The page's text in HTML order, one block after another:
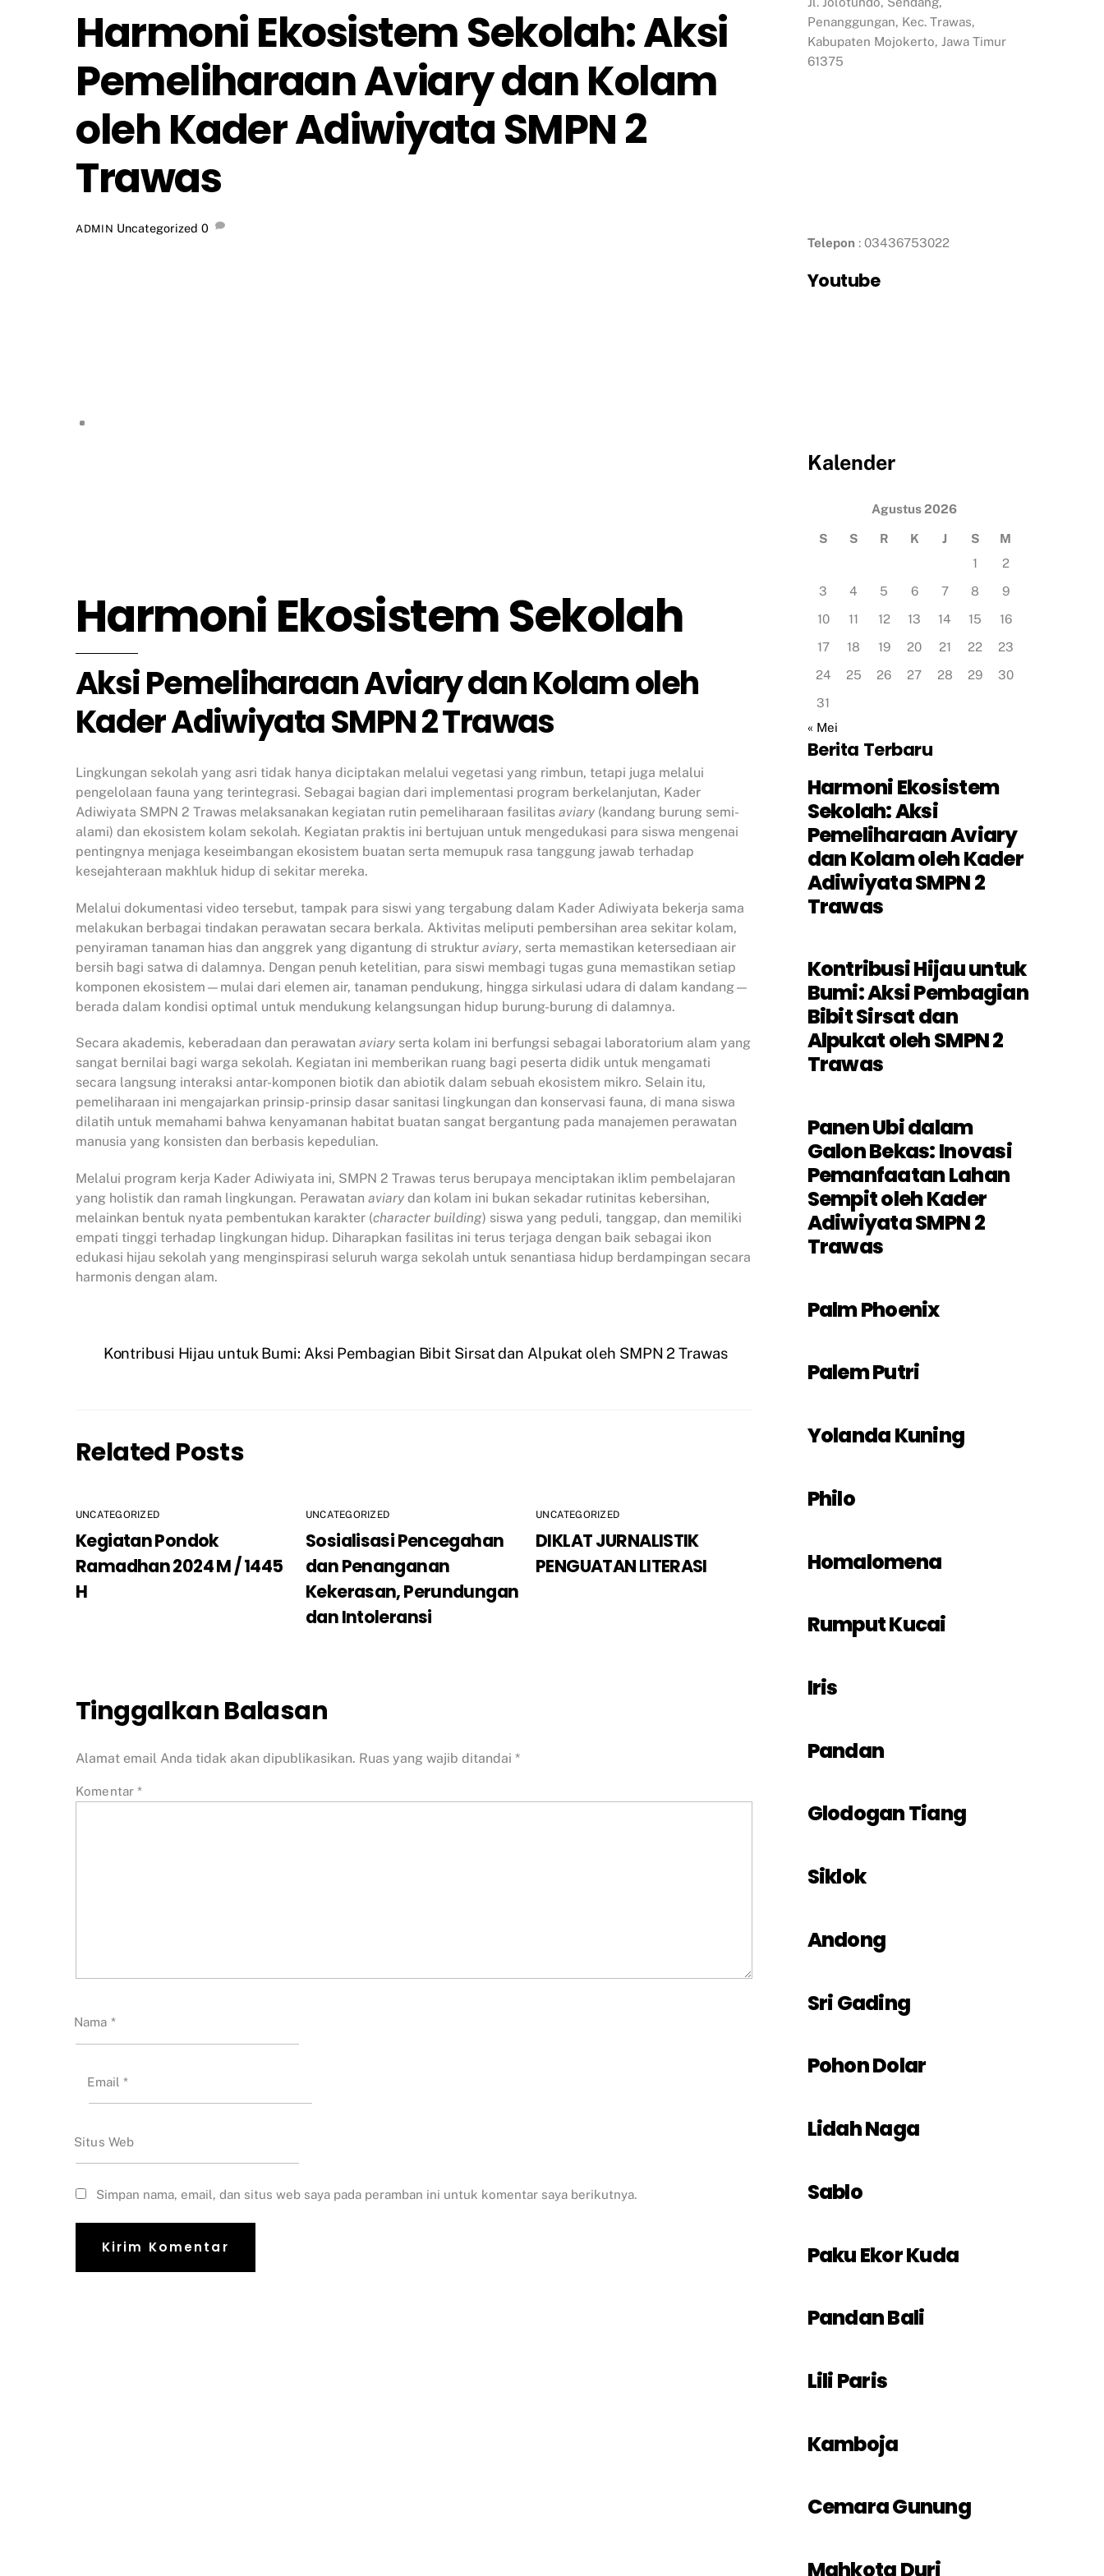
Harmoni Ekosistem Sekolah: Aksi
Pemeliharaan Aviary dan Kolam
oleh Kader Adiwiyata SMPN 2
Trawas
ADMIN Uncategorized 0
Harmoni Ekosistem Sekolah
Aksi Pemeliharaan Aviary dan Kolam oleh
Kader Adiwiyata SMPN 2 Trawas
Lingkungan sekolah yang asri tidak hanya diciptakan melalui vegetasi yang rimbun, tetapi juga melalui
pengelolaan fauna yang terintegrasi. Sebagai bagian dari implementasi program berkelanjutan, Kader
Adiwiyata SMPN 2 Trawas melaksanakan kegiatan rutin pemeliharaan fasilitas aviary (kandang burung semi-
alami) dan ekosistem kolam sekolah. Kegiatan praktis ini bertujuan untuk mengedukasi para siswa mengenai
pentingnya menjaga keseimbangan ekosistem buatan serta memupuk rasa tanggung jawab terhadap
kesejahteraan makhluk hidup di sekitar mereka.
Melalui dokumentasi video tersebut, tampak para siswi yang tergabung dalam Kader Adiwiyata bekerja sama
melakukan berbagai tindakan perawatan secara berkala. Aktivitas meliputi pembersihan area sekitar kolam,
penyiraman tanaman hias dan anggrek yang digantung di struktur aviary, serta memastikan ketersediaan air
bersih bagi satwa di dalamnya. Dengan penuh ketelitian, para siswi membagi tugas guna memastikan setiap
komponen ekosistem—mulai dari elemen air, tanaman pendukung, hingga sirkulasi udara di dalam kandang—
berada dalam kondisi optimal untuk mendukung kelangsungan hidup burung-burung di dalamnya.
Secara akademis, keberadaan dan perawatan aviary serta kolam ini berfungsi sebagai laboratorium alam yang
sangat bernilai bagi warga sekolah. Kegiatan ini memberikan ruang bagi peserta didik untuk mengamati
secara langsung interaksi antar-komponen biotik dan abiotik dalam sebuah ekosistem mikro. Selain itu,
pemeliharaan ini mengajarkan prinsip-prinsip dasar sanitasi lingkungan dan konservasi fauna, di mana siswa
dilatih untuk memahami bahwa kenyamanan habitat buatan sangat bergantung pada manajemen perawatan
manusia yang konsisten dan berbasis kepedulian.
Melalui program kerja Kader Adiwiyata ini, SMPN 2 Trawas terus berupaya menciptakan iklim pembelajaran
yang holistik dan ramah lingkungan. Perawatan aviary dan kolam ini bukan sekadar rutinitas kebersihan,
melainkan bentuk nyata pembentukan karakter (character building) siswa yang peduli, tanggap, dan memiliki
empati tinggi terhadap lingkungan hidup. Diharapkan fasilitas ini terus terjaga dengan baik sebagai ikon
edukasi hijau sekolah yang menginspirasi seluruh warga sekolah untuk senantiasa hidup berdampingan secara
harmonis dengan alam.
Kontribusi Hijau untuk Bumi: Aksi Pembagian Bibit Sirsat dan Alpukat oleh SMPN 2 Trawas
Related Posts
UNCATEGORIZED
Kegiatan Pondok
Ramadhan 2024 M / 1445
H
UNCATEGORIZED
Sosialisasi Pencegahan
dan Penanganan
Kekerasan, Perundungan
dan Intoleransi
UNCATEGORIZED
DIKLAT JURNALISTIK
PENGUATAN LITERASI
Tinggalkan Balasan
Alamat email Anda tidak akan dipublikasikan. Ruas yang wajib ditandai *
Komentar*
Nama *
Email*
Situs Web
Simpan nama, email, dan situs web saya pada peramban ini untuk komentar saya berikutnya.
Penanggungan, Kec. Trawas,
Kabupaten Mojokerto, Jawa Timur
61375
Telepon : 03436753022
Youtube
Kalender
Agustus 2026
S S R K J S
M
1
2
3
4 5 6 7 8
9
10
11 12 13 14 15
16
17
18 19 20 21 22
23
24
25 26 27 28 29
30
31
« Mei
Berita Terbaru
Harmoni Ekosistem
Sekolah: Aksi
Pemeliharaan Aviary
dan Kolam oleh Kader
Adiwiyata SMPN 2
Trawas
Kontribusi Hijau untuk
Bumi: Aksi Pembagian
Bibit Sirsat dan
Alpukat oleh SMPN 2
Trawas
Panen Ubi dalam
Galon Bekas: Inovasi
Pemanfaatan Lahan
Sempit oleh Kader
Adiwiyata SMPN 2
Trawas
Palm Phoenix
Palem Putri
Yolanda Kuning
Philo
Homalomena
Rumput Kucai
Iris
Pandan
Glodogan Tiang
Siklok
Andong
Sri Gading
Pohon Dolar
Lidah Naga
Sablo
Paku Ekor Kuda
Pandan Bali
Lili Paris
Kamboja
Cemara Gunung
Mahkota Duri